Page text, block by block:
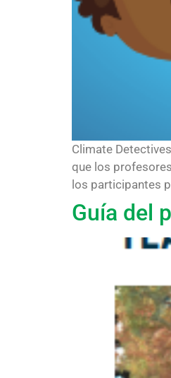
Climate
que los
los participantes
Guía del